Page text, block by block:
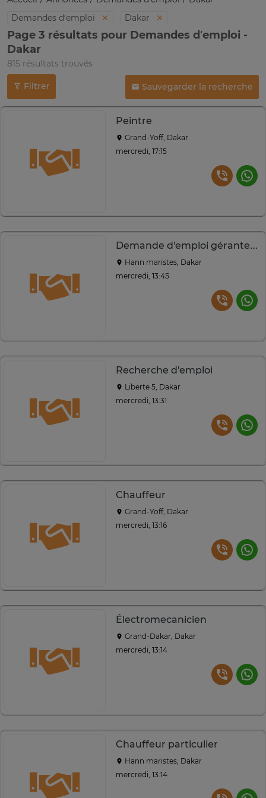
Demandes d’emploi
Dakar
Page 3 résultats pour Demandes d’emploi -
Dakar
815 résultats trouvés
Filtrer Sauvegarder la recherche
Peintre
Grand-Yoff, Dakar
mercredi, 17:15
Demande d'emploi gérante caissierre
Hann maristes, Dakar
mercredi, 13:45
Recherche d'emploi
Liberte 5, Dakar
mercredi, 13:31
Chauffeur
Grand-Yoff, Dakar
mercredi, 13:16
Électromecanicien
Grand-Dakar, Dakar
mercredi, 13:14
Chauffeur particulier
Hann maristes, Dakar
mercredi, 13:14